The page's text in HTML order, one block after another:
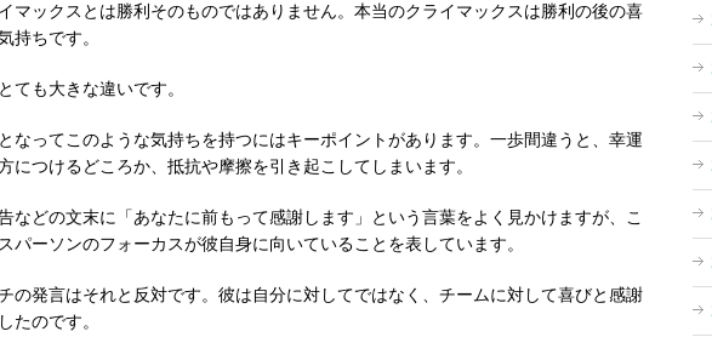
マックスとは勝利そのものではありません。本当のクライマックスは勝利の後の喜
持ちです。
ても大きな違いです。
なってこのような気持ちを持つにはキーポイントがあります。一歩間違うと、幸運
につけるどころか、抵抗や摩擦を引き起こしてしまいます。
などの文末に「あなたに前もって感謝します」という言葉をよく見かけますが、こ
パーソンのフォーカスが彼自身に向いていることを表しています。
の発言はそれと反対です。彼は自分に対してではなく、チームに対して喜びと感謝
たのです。